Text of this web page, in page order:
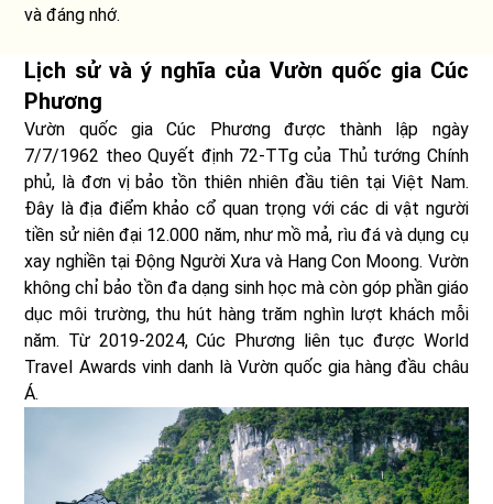
và đáng nhớ.
Lịch sử và ý nghĩa của Vườn quốc gia Cúc
Phương
Vườn quốc gia Cúc Phương được thành lập ngày
7/7/1962 theo Quyết định 72-TTg của Thủ tướng Chính
phủ, là đơn vị bảo tồn thiên nhiên đầu tiên tại Việt Nam.
Đây là địa điểm khảo cổ quan trọng với các di vật người
tiền sử niên đại 12.000 năm, như mồ mả, rìu đá và dụng cụ
xay nghiền tại Động Người Xưa và Hang Con Moong. Vườn
không chỉ bảo tồn đa dạng sinh học mà còn góp phần giáo
dục môi trường, thu hút hàng trăm nghìn lượt khách mỗi
năm. Từ 2019-2024, Cúc Phương liên tục được World
Travel Awards vinh danh là Vườn quốc gia hàng đầu châu
Á.